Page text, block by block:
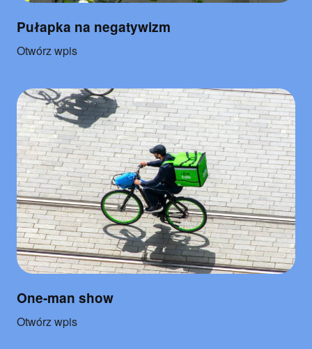
Pułapka na negatywizm
Otwórz wpiso
negatywizm"
One-man show
Otwórz wpiso